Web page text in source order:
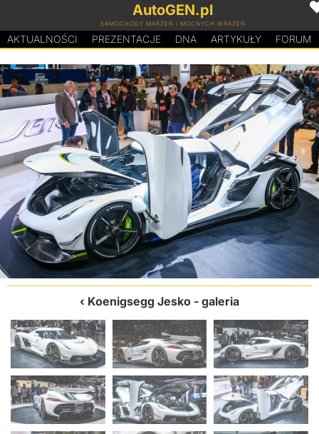
AutoGEN.pl
SAMOCHODY MARZEŃ I MOCNYCH WRAŻEŃ
AKTUALNOŚCI PREZENTACJE DNA ARTYKUŁY FORUM
Koenigsegg Jesko - galeria